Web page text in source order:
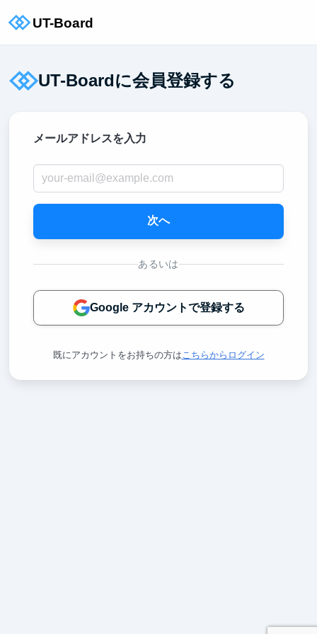
UT-Boardに会員登録する
メールアドレスを入力
次へ
あるいは
Google アカウントで登録する
既にアカウントをお持ちの方は こちらからログイン